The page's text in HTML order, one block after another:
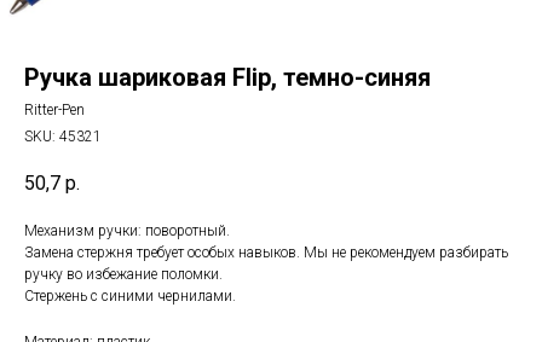
Ручка шариковая Flip, темно-синяя
Ritter-Pen
SKU: 45321
50,7 р.
Механизм ручки: поворотный.
Замена стержня требует особых навыков. Мы не рекомендуем разбирать
ручку во избежание поломки.
Стержень с синими чернилами.